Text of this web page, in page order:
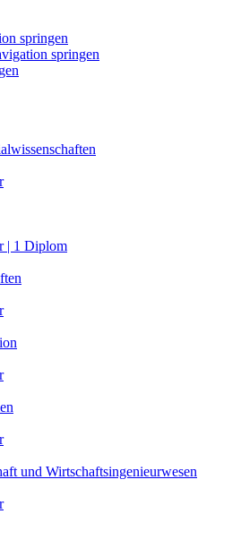
springen
springen
| 1 Diplom
und Wirtschaftsingenieurwesen